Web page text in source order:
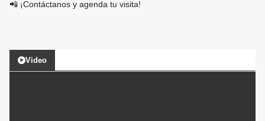
📲 ¡Contáctanos y agenda tu visita!
Video